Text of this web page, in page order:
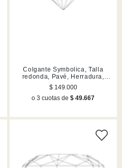
Colgante Symbolica, Talla
redonda, Pavé, Herradura,
Azul, Acabado en rodio
$ 149.000
o 3 cuotas de$ 49.667